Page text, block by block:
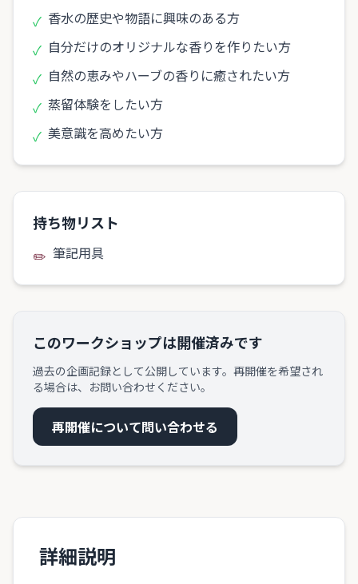
✓ 香水の歴史や物語に興味のある方
✓ 自分だけのオリジナルな香りを作りたい方
✓ 自然の恵みやハーブの香りに癒されたい方
✓ 蒸留体験をしたい方
✓ 美意識を高めたい方
持ち物リスト
✏️ 筆記用具
このワークショップは開催済みです
過去の企画記録として公開しています。再開催を希望され
る場合は、お問い合わせください。
再開催について問い合わせる
詳細説明